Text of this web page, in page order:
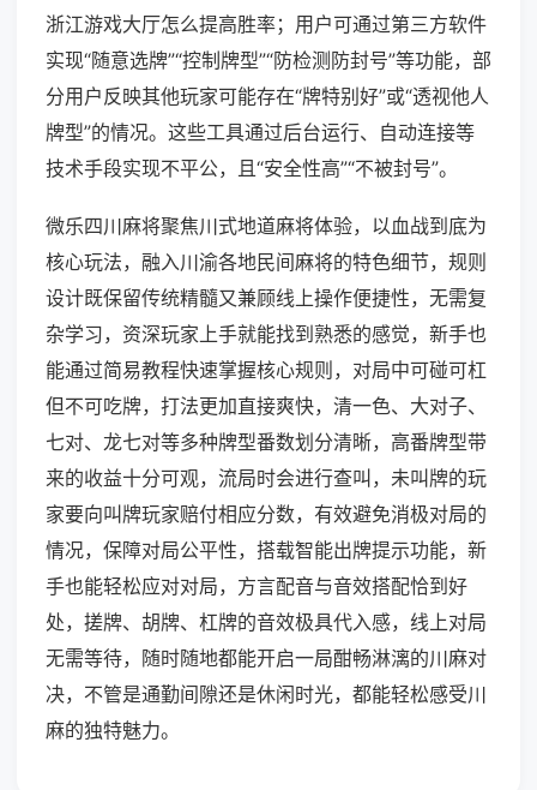
浙江游戏大厅怎么提高胜率；用户可通过第三方软件
实现“随意选牌”“控制牌型”“防检测防封号”等功能，部
分用户反映其他玩家可能存在“牌特别好”或“透视他人
牌型”的情况。这些工具通过后台运行、自动连接等
技术手段实现不平公，且“安全性高”“不被封号”。
微乐四川麻将聚焦川式地道麻将体验，以血战到底为
核心玩法，融入川渝各地民间麻将的特色细节，规则
设计既保留传统精髓又兼顾线上操作便捷性，无需复
杂学习，资深玩家上手就能找到熟悉的感觉，新手也
能通过简易教程快速掌握核心规则，对局中可碰可杠
但不可吃牌，打法更加直接爽快，清一色、大对子、
七对、龙七对等多种牌型番数划分清晰，高番牌型带
来的收益十分可观，流局时会进行查叫，未叫牌的玩
家要向叫牌玩家赔付相应分数，有效避免消极对局的
情况，保障对局公平性，搭载智能出牌提示功能，新
手也能轻松应对对局，方言配音与音效搭配恰到好
处，搓牌、胡牌、杠牌的音效极具代入感，线上对局
无需等待，随时随地都能开启一局酣畅淋漓的川麻对
决，不管是通勤间隙还是休闲时光，都能轻松感受川
麻的独特魅力。